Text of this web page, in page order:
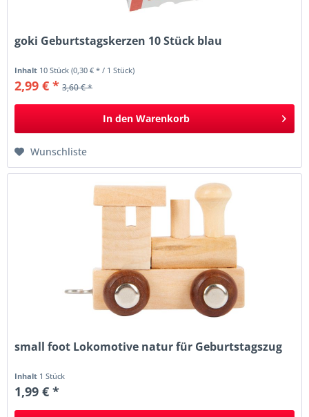
goki Geburtstagskerzen 10 Stück blau
Inhalt 10 Stück(0,30 € * / 1 Stück)
2,99 € * 3,60 € *
In den Warenkorb
Wunschliste
small foot Lokomotive natur für Geburtstagszug
Inhalt 1 Stück
1,99 € *